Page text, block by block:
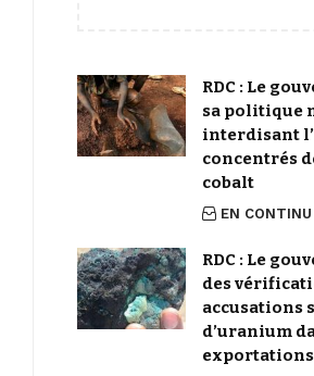
RDC : Le
sa politique
interdisant
concentrés
cobalt
EN CONTINU
RDC : Le
des
accusations
d’uranium
exportations